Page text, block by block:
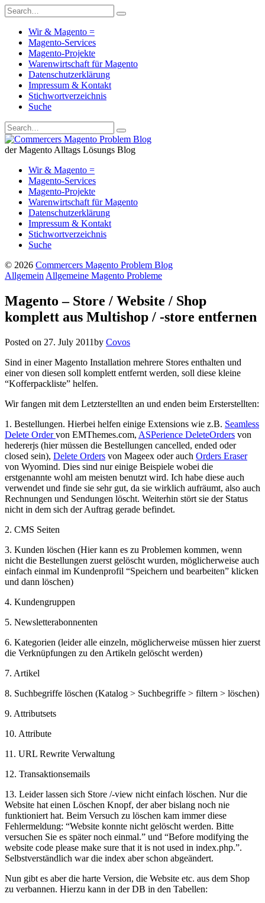
Wir & Magento =
Magento-Services
Magento-Projekte
Warenwirtschaft für Magento
Datenschutzerklärung
Impressum & Kontakt
Stichwortverzeichnis
Suche
der Magento Alltags Lösungs Blog
Wir & Magento =
Magento-Services
Magento-Projekte
Warenwirtschaft für Magento
Datenschutzerklärung
Impressum & Kontakt
Stichwortverzeichnis
Suche
© 2026 Commercers Magento Problem Blog
Allgemein Allgemeine Magento Probleme
Magento – Store / Website / Shop
komplett aus Multishop / -store entfernen
Posted on 27. July 2011by Covos
Sind in einer Magento Installation mehrere Stores enthalten und
einer von diesen soll komplett entfernt werden, soll diese kleine
“Kofferpackliste” helfen.
Wir fangen mit dem Letzterstellten an und enden beim Ersterstellten:
1. Bestellungen. Hierbei helfen einige Extensions wie z.B. Seamless
Delete Ordervon EMThemes.com, ASPerience DeleteOrders von
hedererjs (hier müssen die Bestellungen cancelled, ended oder
closed sein), Delete Orders von Mageex oder auch Orders Eraser
von Wyomind. Dies sind nur einige Beispiele wobei die
erstgenannte wohl am meisten benutzt wird. Ich habe diese auch
verwendet und finde sie sehr gut, da sie wirklich aufräumt, also auch
Rechnungen und Sendungen löscht. Weiterhin stört sie der Status
nicht in dem sich der Auftrag gerade befindet.
2. CMS Seiten
3. Kunden löschen (Hier kann es zu Problemen kommen, wenn
nicht die Bestellungen zuerst gelöscht wurden, möglicherweise auch
einfach einmal im Kundenprofil “Speichern und bearbeiten” klicken
und dann löschen)
4. Kundengruppen
5. Newsletterabonnenten
6. Kategorien (leider alle einzeln, möglicherweise müssen hier zuerst
die Verknüpfungen zu den Artikeln gelöscht werden)
7. Artikel
8. Suchbegriffe löschen (Katalog > Suchbegriffe > filtern > löschen)
9. Attributsets
10. Attribute
11. URL Rewrite Verwaltung
12. Transaktionsemails
13. Leider lassen sich Store /-view nicht einfach löschen. Nur die
Website hat einen Löschen Knopf, der aber bislang noch nie
funktioniert hat. Beim Versuch zu löschen kam immer diese
Fehlermeldung: “Website konnte nicht gelöscht werden. Bitte
versuchen Sie es später noch einmal.” und “Before modifying the
website code please make sure that it is not used in index.php.”.
Selbstverständlich war die index aber schon abgeändert.
Nun gibt es aber die harte Version, die Website etc. aus dem Shop
zu verbannen. Hierzu kann in der DB in den Tabellen: